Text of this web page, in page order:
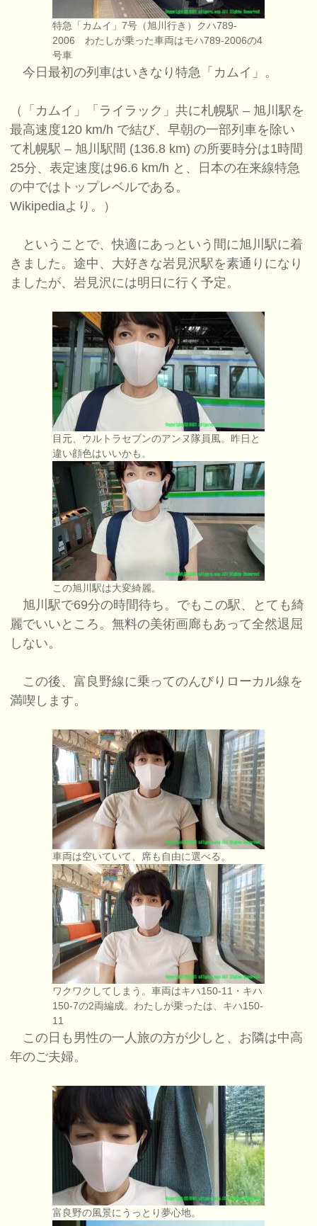
特急「カムイ」7号（旭川行き）クハ789-
2006 わたしが乗った車両はモハ789-2006の4
号車
今日最初の列車はいきなり特急「カムイ」。
（「カムイ」「ライラック」共に札幌駅 – 旭川駅を
最高速度120 km/h で結び、早朝の一部列車を除い
て札幌駅 – 旭川駅間 (136.8 km) の所要時分は1時間
25分、表定速度は96.6 km/h と、日本の在来線特急
の中ではトップレベルである。
Wikipediaより。）
ということで、快適にあっという間に旭川駅に着
きました。途中、大好きな岩見沢駅を素通りになり
ましたが、岩見沢には明日に行く予定。
目元、ウルトラセブンのアンヌ隊員風。昨日と
違い顔色はいいかも。
この旭川駅は大変綺麗。
旭川駅で69分の時間待ち。でもこの駅、とても綺
麗でいいところ。無料の美術画廊もあって全然退屈
しない。
この後、富良野線に乗ってのんびりローカル線を
満喫します。
車両は空いていて、席も自由に選べる。
ワクワクしてしまう。車両はキハ150-11・キハ
150-7の2両編成。わたしが乗ったは、キハ150-
11
この日も男性の一人旅の方が少しと、お隣は中高
年のご夫婦。
富良野の風景にうっとり夢心地。